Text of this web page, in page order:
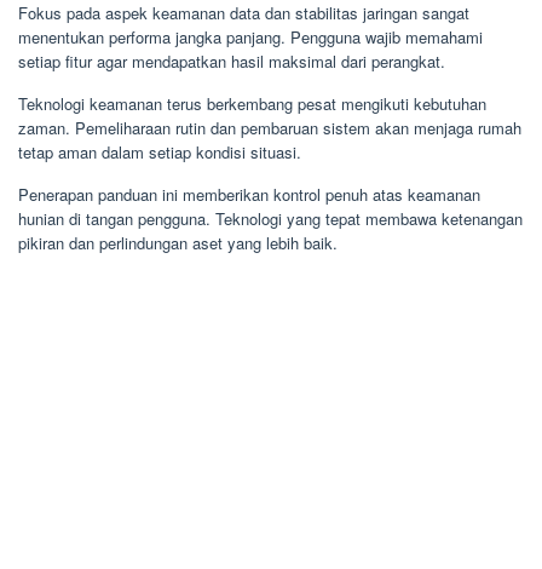
Fokus pada aspek keamanan data dan stabilitas jaringan sangat
menentukan performa jangka panjang. Pengguna wajib memahami
setiap fitur agar mendapatkan hasil maksimal dari perangkat.
Teknologi keamanan terus berkembang pesat mengikuti kebutuhan
zaman. Pemeliharaan rutin dan pembaruan sistem akan menjaga rumah
tetap aman dalam setiap kondisi situasi.
Penerapan panduan ini memberikan kontrol penuh atas keamanan
hunian di tangan pengguna. Teknologi yang tepat membawa ketenangan
pikiran dan perlindungan aset yang lebih baik.